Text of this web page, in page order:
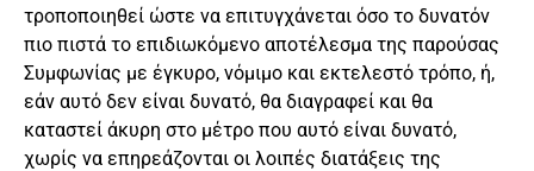
τροποποιηθεί ώστε να επιτυγχάνεται όσο το δυνατόν
πιο πιστά το επιδιωκόμενο αποτέλεσμα της παρούσας
Συμφωνίας με έγκυρο, νόμιμο και εκτελεστό τρόπο, ή,
εάν αυτό δεν είναι δυνατό, θα διαγραφεί και θα
καταστεί άκυρη στο μέτρο που αυτό είναι δυνατό,
χωρίς να επηρεάζονται οι λοιπές διατάξεις της